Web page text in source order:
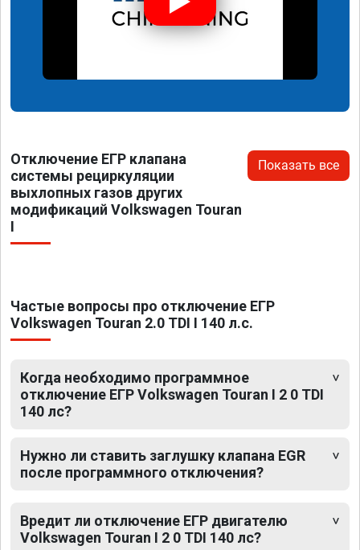
Отключение ЕГР клапана
системы рециркуляции
выхлопных газов других
модификаций Volkswagen Touran
I
Показать все
Частые вопросы про отключение ЕГР
Volkswagen Touran 2.0 TDI I 140 л.с.
Когда необходимо программное
отключение ЕГР Volkswagen Touran I 2 0 TDI
140 лс?
Нужно ли ставить заглушку клапана EGR
после программного отключения?
Вредит ли отключение ЕГР двигателю
Volkswagen Touran I 2 0 TDI 140 лс?